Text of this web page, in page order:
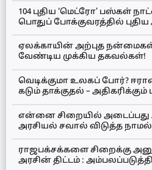
104 புதிய ‘மெட்ரோ’ பஸ்கள்
பொதுப் போக்குவரத்தில்
ஏலக்காயின் அற்புத
வேண்டிய முக்கிய தகவல்கள்!
வெடிக்குமா உலகப் போர்?
கடும் தாக்குதல் –
என்னை சிறையில் அடைப்பது
அரசியல் சவால் விடுத்த
ராஜபக்சக்களை சிறைக்கு
அரசின் திட்டம் :